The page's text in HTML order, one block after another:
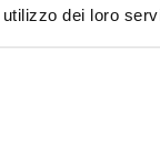
dei loro